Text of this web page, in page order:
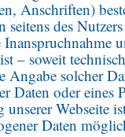
Anschriften)
seitens des
– soweit
Angabe solcher
Daten oder eines
unserer Webseite
Daten